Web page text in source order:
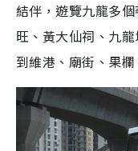
結伴，遊覽九龍多
旺、黃大仙祠、九
到維港、廟街、果